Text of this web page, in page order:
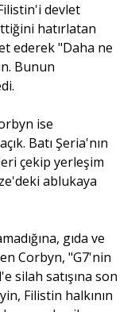
devlet
hatırlatan
ederek "Daha ne
Bunun
ise
Batı Şeria'nın
çekip yerleşim
ablukaya
gıda ve
Corbyn, "G7'nin
silah satışına son
Filistin halkının